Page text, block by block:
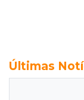
Últimas